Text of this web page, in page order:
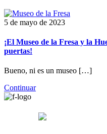
5 de mayo de 2023
¡El Museo de la Fresa y la
puertas!
Bueno, ni es un museo […]
Continuar